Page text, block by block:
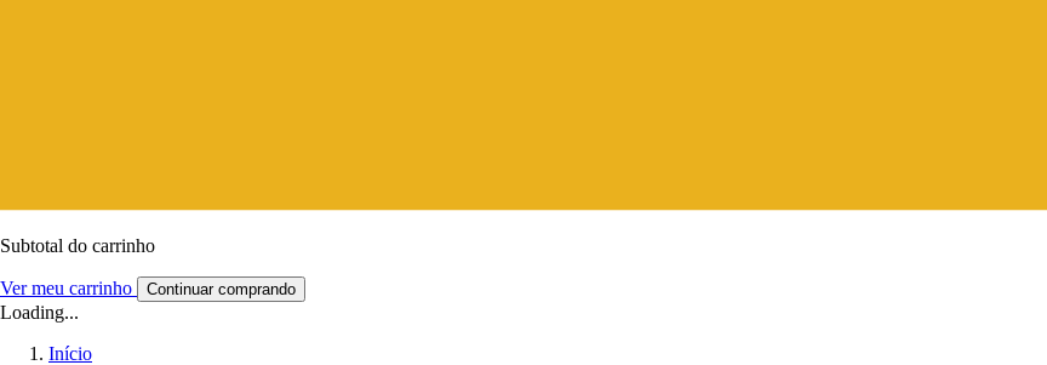
Subtotal do carrinho
Ver meu carrinho Continuar comprando
Loading...
Início